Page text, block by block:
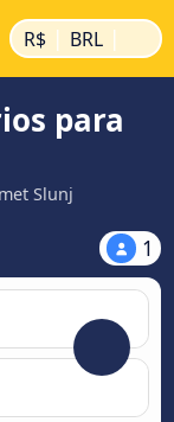
R$ | BRL |
para
Slunj
1